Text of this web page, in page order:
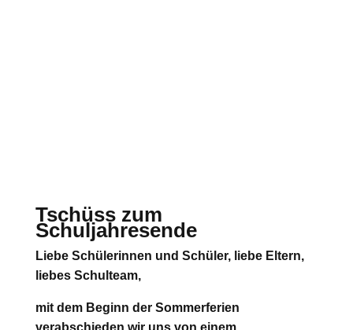
Tschüss zum
Schuljahresende
Liebe Schülerinnen und Schüler, liebe Eltern,
liebes Schulteam,
mit dem Beginn der Sommerferien
verabschieden wir uns von einem